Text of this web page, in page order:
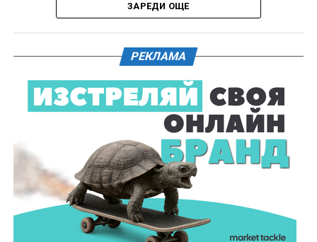
Действията по разследването продължават под
ръководството на Окръжна прокуратура – Габрово.
61-годишен мъж от севлиевското село Шумата
загуби живота след като катастрофира с мотор.
Тежкият инцидент е станал в събота, 1 август, около
10.00 часа в прохода Шипка. По данни на полицията
мотористът е самокатастрофирал.
На място незабавно е бил изпратен полицейски
екип, който установил самоличността на водача. Той
е бил транспортиран в габровската болница, където
по-късно починал.
ЗАРЕДИ ОЩЕ
РЕКЛАМА